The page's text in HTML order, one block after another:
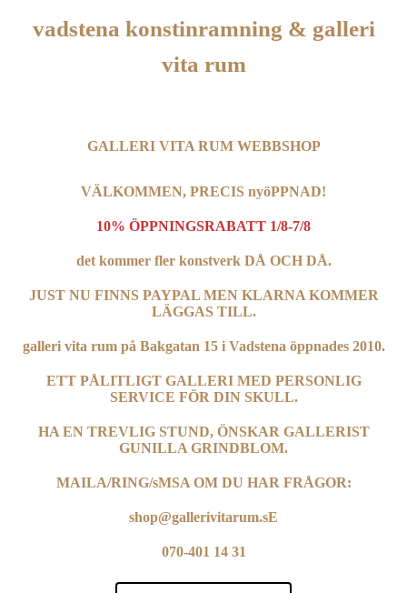
vadstena konstinramning & galleri
vita rum
GALLERI VITA RUM WEBBSHOP
VÄLKOMMEN, PRECIS nyöPPNAD!
10% ÖPPNINGSRABATT 1/8-7/8
det kommer fler konstverk DÅ OCH DÅ.
JUST NU FINNS PAYPAL MEN KLARNA KOMMER
LÄGGAS TILL.
galleri vita rum på Bakgatan 15 i Vadstena öppnades 2010.
ETT PÅLITLIGT GALLERI MED PERSONLIG
SERVICE FÖR DIN SKULL.
HA EN TREVLIG STUND, ÖNSKAR GALLERIST
GUNILLA GRINDBLOM.
MAILA/RING/sMSA OM DU HAR FRÅGOR:
shop@gallerivitarum.sE
070-401 14 31